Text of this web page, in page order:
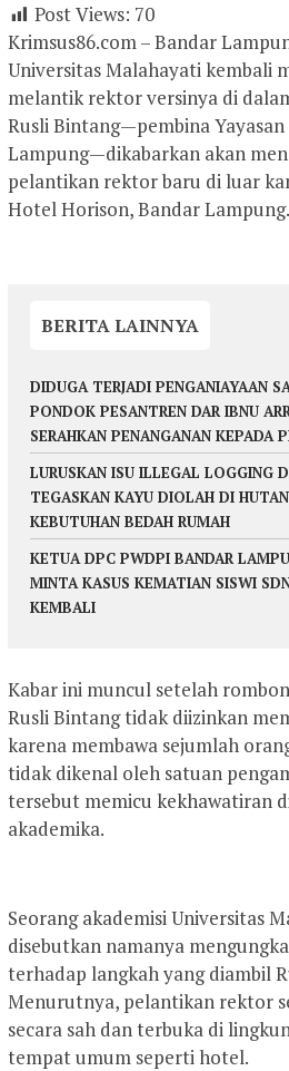
Post Views: 70
Krimsus86.com – Bandar
Universitas Malahayati kembali
melantik rektor versinya di
Rusli Bintang—pembina
Lampung—dikabarkan akan
pelantikan rektor baru di luar
Hotel Horison, Bandar Lampung.
BERITA LAINNYA
DIDUGA TERJADI PENGANIAYAAN
PONDOK PESANTREN DAR IBNU
SERAHKAN PENANGANAN KEPADA
LURUSKAN ISU ILLEGAL LOGGING
TEGASKAN KAYU DIOLAH DI
KEBUTUHAN BEDAH RUMAH
KETUA DPC PWDPI BANDAR
MINTA KASUS KEMATIAN SISWI
KEMBALI
Kabar ini muncul setelah
Rusli Bintang tidak diizinkan
karena membawa sejumlah
tidak dikenal oleh satuan
tersebut memicu kekhawatiran
akademika.
Seorang akademisi Universitas
disebutkan namanya
terhadap langkah yang diambil
Menurutnya, pelantikan rektor
secara sah dan terbuka di
tempat umum seperti hotel.